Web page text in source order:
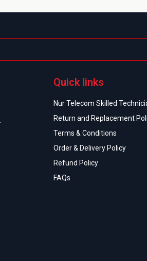
Quick links
Nur Telecom Skilled
Return and Replacement
Terms & Conditions
Order & Delivery Policy
Refund Policy
FAQs